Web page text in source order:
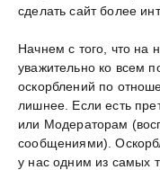
сделать сайт более
Начнем с того, что на
уважительно ко всем
оскорблений по
лишнее. Если есть
или Модераторам
сообщениями).
у нас одним из самых